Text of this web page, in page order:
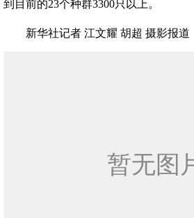
到目前的23个种群3300只以上。
新华社记者 江文耀 胡超 摄影报道